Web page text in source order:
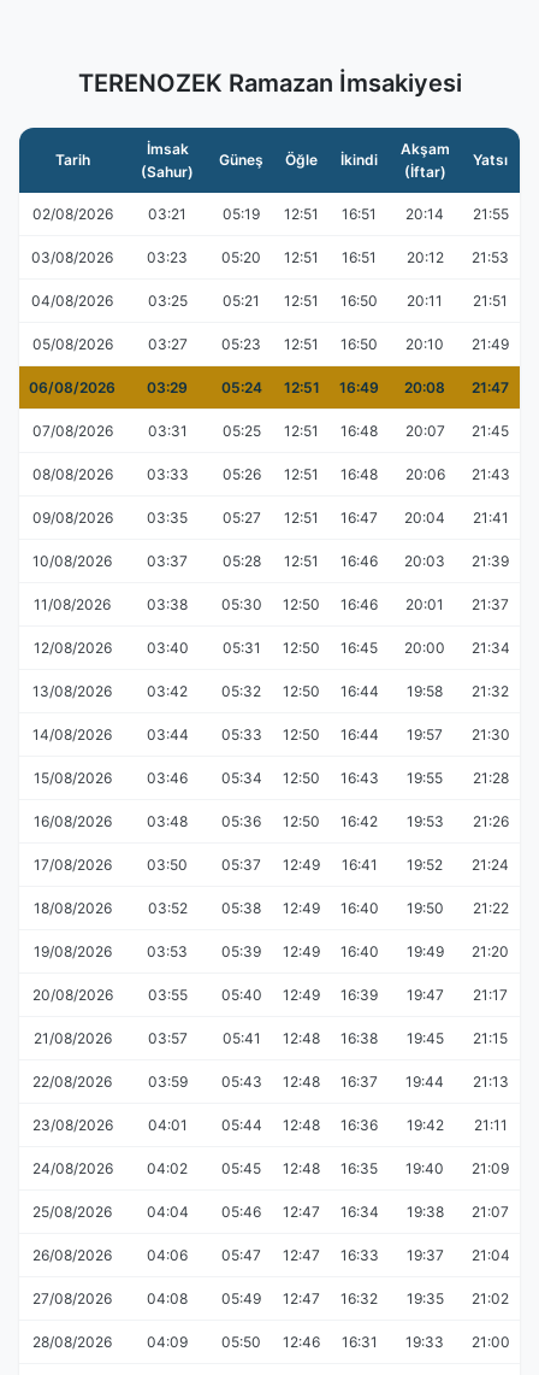
TERENOZEK Ramazan İmsakiyesi
Tarih
İmsak
(Sahur)
Güneş Öğle İkindi
Akşam
(İftar)
Yatsı
02/08/2026 03:21 05:19 12:51 16:51 20:14 21:55
03/08/2026 03:23 05:20 12:51 16:51 20:12 21:53
04/08/2026 03:25 05:21 12:51 16:50 20:11 21:51
05/08/2026 03:27 05:23 12:51 16:50 20:10 21:49
06/08/2026 03:29 05:24 12:51 16:49 20:08 21:47
07/08/2026 03:31 05:25 12:51 16:48 20:07 21:45
08/08/2026 03:33 05:26 12:51 16:48 20:06 21:43
09/08/2026 03:35 05:27 12:51 16:47 20:04 21:41
10/08/2026 03:37 05:28 12:51 16:46 20:03 21:39
11/08/2026 03:38 05:30 12:50 16:46 20:01 21:37
12/08/2026 03:40 05:31 12:50 16:45 20:00 21:34
13/08/2026 03:42 05:32 12:50 16:44 19:58 21:32
14/08/2026 03:44 05:33 12:50 16:44 19:57 21:30
15/08/2026 03:46 05:34 12:50 16:43 19:55 21:28
16/08/2026 03:48 05:36 12:50 16:42 19:53 21:26
17/08/2026 03:50 05:37 12:49 16:41 19:52 21:24
18/08/2026 03:52 05:38 12:49 16:40 19:50 21:22
19/08/2026 03:53 05:39 12:49 16:40 19:49 21:20
20/08/2026 03:55 05:40 12:49 16:39 19:47 21:17
21/08/2026 03:57 05:41 12:48 16:38 19:45 21:15
22/08/2026 03:59 05:43 12:48 16:37 19:44 21:13
23/08/2026 04:01 05:44 12:48 16:36 19:42 21:11
24/08/2026 04:02 05:45 12:48 16:35 19:40 21:09
25/08/2026 04:04 05:46 12:47 16:34 19:38 21:07
26/08/2026 04:06 05:47 12:47 16:33 19:37 21:04
27/08/2026 04:08 05:49 12:47 16:32 19:35 21:02
28/08/2026 04:09 05:50 12:46 16:31 19:33 21:00